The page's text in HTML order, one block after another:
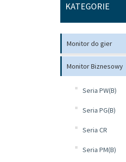
KATEGORIE
Monitor do gier
Monitor Biznesowy
Seria PW(B)
Seria PG(B)
Seria CR
Seria PM(B)